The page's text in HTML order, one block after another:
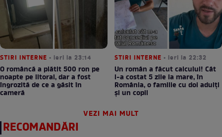
STIRI INTERNE • ieri la 23:14
O româncă a plătit 500 ron pe
noapte pe litoral, dar a fost
îngrozită de ce a găsit în
cameră
STIRI INTERNE • ieri la 22:32
Un român a făcut calculul! Cât
l-a costat 5 zile la mare, în
România, o familie cu doi adulți
și un copil
VEZI MAI MULT
RECOMANDĂRI